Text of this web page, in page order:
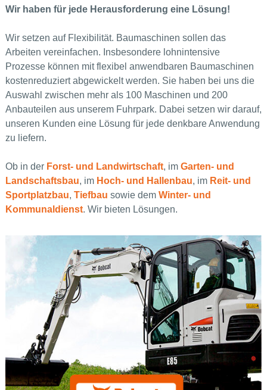
Wir haben für jede Herausforderung eine Lösung!
Wir setzen auf Flexibilität. Baumaschinen sollen das
Arbeiten vereinfachen. Insbesondere lohnintensive
Prozesse können mit flexibel anwendbaren Baumaschinen
kostenreduziert abgewickelt werden. Sie haben bei uns die
Auswahl zwischen mehr als 100 Maschinen und 200
Anbauteilen aus unserem Fuhrpark. Dabei setzen wir darauf,
unseren Kunden eine Lösung für jede denkbare Anwendung
zu liefern.
Ob in der Forst- und Landwirtschaft, im Garten- und
Landschaftsbau, im Hoch- und Hallenbau, im Reit- und
Sportplatzbau, Tiefbau sowie dem Winter- und
Kommunaldienst. Wir bieten Lösungen.